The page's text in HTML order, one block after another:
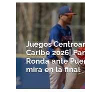
Juegos
Caribe 2026|
Ronda ante
mira en la final